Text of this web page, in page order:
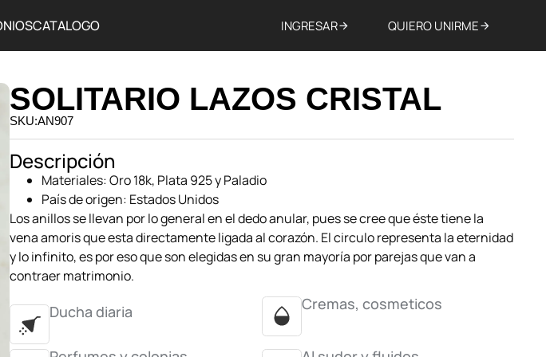
CATALOGO INGRESAR QUIERO UNIRME
SOLITARIO LAZOS CRISTAL
SKU:AN907
Descripción
Materiales: Oro 18k, Plata 925 y Paladio
País de origen: Estados Unidos
Los anillosse llevan por lo general en el dedo anular, pues se cree que éste tiene la
vena amoris que esta directamente ligada al corazón. El circulo representa la eternidad
y lo infinito, es por eso que son elegidas en su gran mayoría por parejas que van a
contraer matrimonio.
Ducha diaria Cremas, cosmeticos